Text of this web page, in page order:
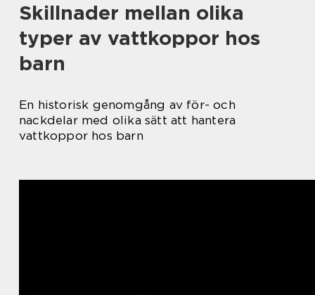
Skillnader mellan olika
typer av vattkoppor hos
barn
En historisk genomgång av för- och
nackdelar med olika sätt att hantera
vattkoppor hos barn